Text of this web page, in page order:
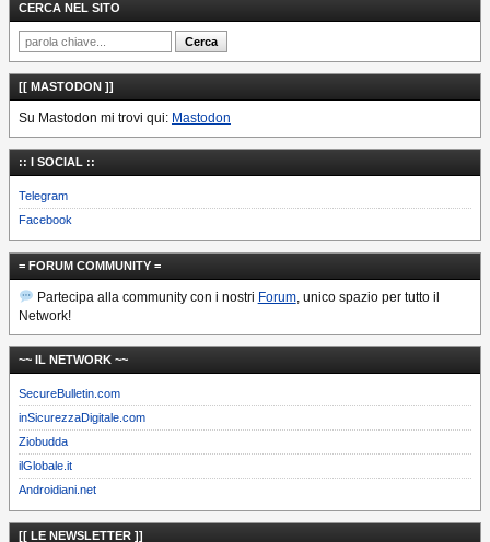
CERCA NEL SITO
[[ MASTODON ]]
Su Mastodon mi trovi qui: Mastodon
:: I SOCIAL ::
Telegram
Facebook
= FORUM COMMUNITY =
Partecipa alla community con i nostri Forum, unico spazio per tutto il
Network!
~~ IL NETWORK ~~
SecureBulletin.com
inSicurezzaDigitale.com
Ziobudda
ilGlobale.it
Androidiani.net
[[ LE NEWSLETTER ]]